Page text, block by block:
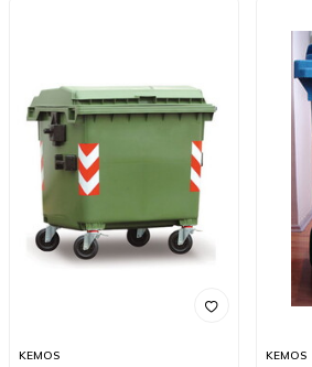
KEMOS KEMOS